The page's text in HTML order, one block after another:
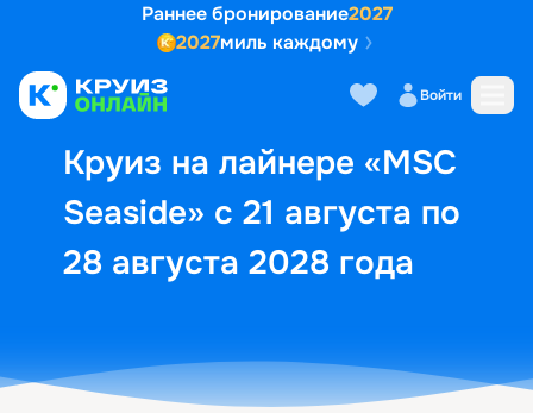
Раннее бронирование2027
2027миль каждому
Войти
Круиз на лайнере «MSC
Seaside» с 21 августа по
28 августа 2028 года
Выбор кают Маршрут и